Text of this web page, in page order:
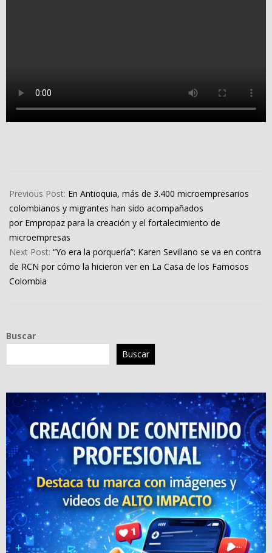
07-
04
Previous Post: En Antioquia, más de 3.400 microempresarios
colombianos y migrantes han sido acompañados
por Empropaz para la creación y el fortalecimiento de
microempresas
Next Post: “Yo era la porquería”: Karen Sevillano se va en contra
de RCN por cómo la hicieron ver en La Casa de los Famosos
Colombia
Buscar
Buscar